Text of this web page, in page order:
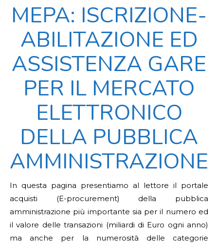
MEPA: ISCRIZIONE-
ABILITAZIONE ED
ASSISTENZA GARE
PER IL MERCATO
ELETTRONICO
DELLA PUBBLICA
AMMINISTRAZIONE
In questa pagina presentiamo al lettore il portale
acquisti (E-procurement) della pubblica
amministrazione più importante sia per il numero ed
il valore delle transazioni (miliardi di Euro ogni anno)
ma anche per la numerosità delle categorie